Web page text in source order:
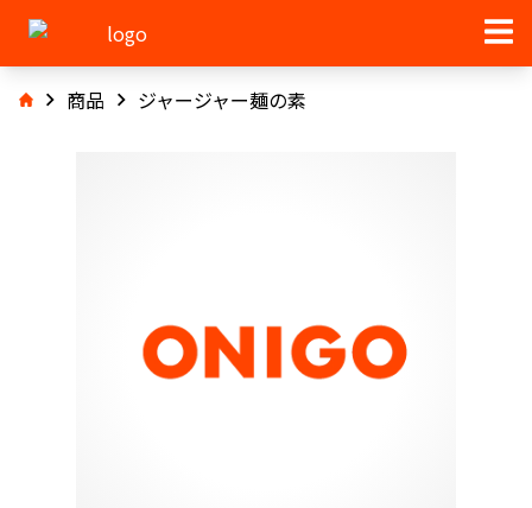
商品 ジャージャー麺の素